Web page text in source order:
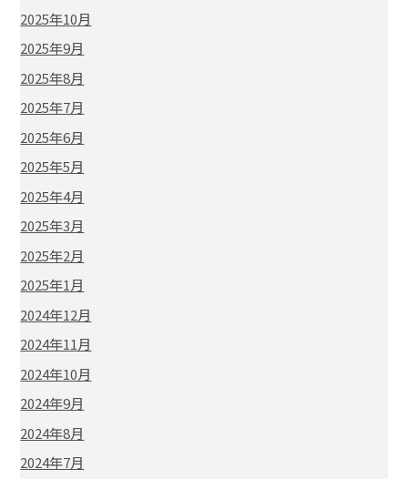
2025年10月
2025年9月
2025年8月
2025年7月
2025年6月
2025年5月
2025年4月
2025年3月
2025年2月
2025年1月
2024年12月
2024年11月
2024年10月
2024年9月
2024年8月
2024年7月